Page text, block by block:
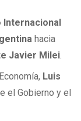
Internacional
hacia
Javier Milei.
Luis
el Gobierno y el